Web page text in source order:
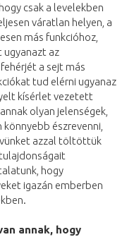
csak a levelekben
váratlan helyen, a
más funkcióhoz,
az
a sejt más
tud elérni ugyanaz
kísérlet vezetett
olyan jelenségek,
észrevenni,
azzal töltöttük
hogy
igazán emberben
annak, hogy